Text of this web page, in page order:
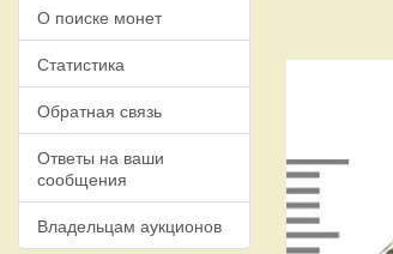
О поиске монет
Статистика
Обратная связь
Ответы на ваши
сообщения
Владельцам аукционов